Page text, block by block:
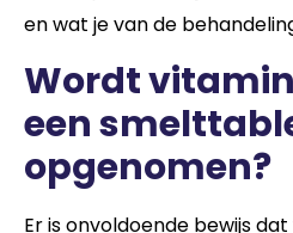
en wat je van de
Wordt
een
opgenomen?
Er is onvoldoende bewijs